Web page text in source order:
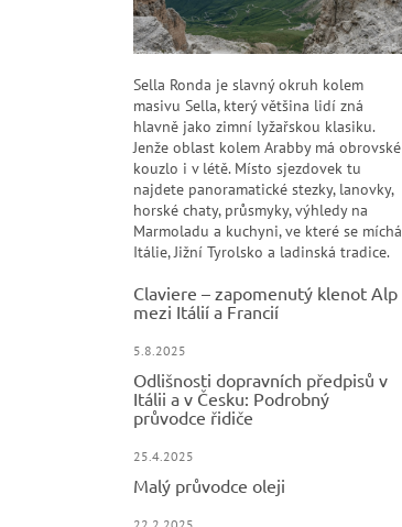
Sella Ronda je slavný okruh kolem
masivu Sella, který většina lidí zná
hlavně jako zimní lyžařskou klasiku.
Jenže oblast kolem Arabby má obrovské
kouzlo i v létě. Místo sjezdovek tu
najdete panoramatické stezky, lanovky,
horské chaty, průsmyky, výhledy na
Marmoladu a kuchyni, ve které se míchá
Itálie, Jižní Tyrolsko a ladinská tradice.
Claviere – zapomenutý klenot Alp
mezi Itálií a Francií
5.8.2025
Odlišnosti dopravních předpisů v
Itálii a v Česku: Podrobný
průvodce řidiče
25.4.2025
Malý průvodce oleji